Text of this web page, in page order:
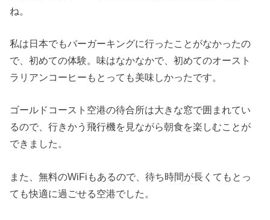
ね。
私は日本でもバーガーキングに行ったことがなかったの
で、初めての体験。味はなかなかで、初めてのオースト
ラリアンコーヒーもとっても美味しかったです。
ゴールドコースト空港の待合所は大きな窓で囲まれてい
るので、行きかう飛行機を見ながら朝食を楽しむことが
できました。
また、無料のWiFiもあるので、待ち時間が長くてもとっ
ても快適に過ごせる空港でした。